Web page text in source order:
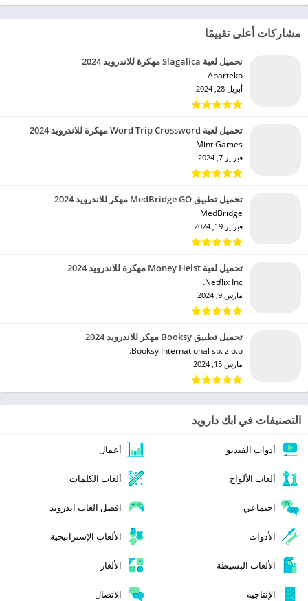
مشاركات أعلى تقييمًا
تحميل لعبة Slagalica مهكرة للاندرويد 2024
Aparteko‏
أبريل 28, 2024
تحميل لعبة Word Trip Crossword مهكرة للاندرويد 2024
Mint Games‏
فبراير 7, 2024
تحميل تطبيق MedBridge GO مهكر للاندرويد 2024
MedBridge‏
فبراير 19, 2024
تحميل لعبة Money Heist مهكرة للاندرويد 2024
Netflix Inc.‏
مارس 9, 2024
تحميل تطبيق Booksy مهكر للاندرويد 2024
Booksy International sp. z o.o.‏
مارس 15, 2024
التصنيفات في ابك دارويد
أدوات الفيديو أعمال
ألعاب الألواح ألعاب الكلمات
اجتماعي افضل العاب اندرويد
الأدوات الألعاب الإستراتيجية
الألعاب البسيطة الألغاز
الإنتاجية الاتصال